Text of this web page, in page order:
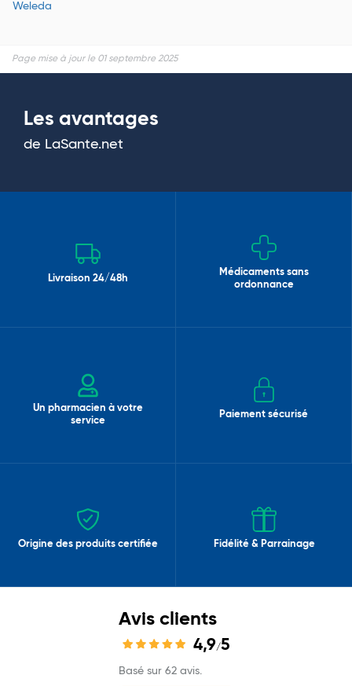
Weleda
Page mise à jour le 01 septembre 2025
Les avantages
de LaSante.net
Livraison 24/48h
Médicaments sans
ordonnance
Un pharmacien à votre
service
Paiement sécurisé
Origine des produits certifiée Fidélité & Parrainage
Avis clients
4,9/5
Basé sur 62 avis.